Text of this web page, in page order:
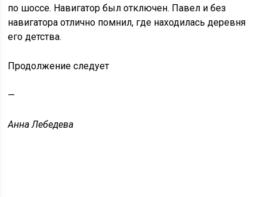
по шоссе. Навигатор был отключен. Павел и без
навигатора отлично помнил, где находилась деревня
его детства.
Продолжение следует
—
Анна Лебедева